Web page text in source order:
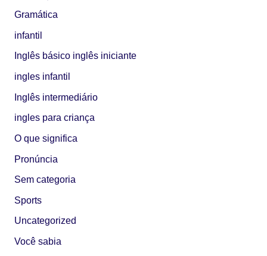
Gramática
infantil
Inglês básico inglês iniciante
ingles infantil
Inglês intermediário
ingles para criança
O que significa
Pronúncia
Sem categoria
Sports
Uncategorized
Você sabia